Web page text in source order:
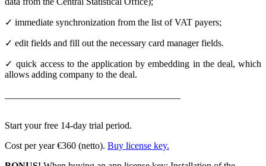
✓ immediate synchronization from the list of VAT payers;
✓ edit fields and fill out the necessary card manager fields.
✓ quick access to the application by embedding in the deal, which
allows adding company to the deal.
Start your free 14-day trial period.
Cost per year €360 (netto). Buy license key.